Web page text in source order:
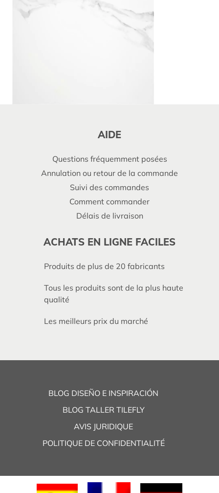
AIDE
Questions fréquemment posées
Annulation ou retour de la commande
Suivi des commandes
Comment commander
Délais de livraison
ACHATS EN LIGNE FACILES
Produits de plus de 20 fabricants
Tous les produits sont de la plus haute
qualité
Les meilleurs prix du marché
BLOG DISEÑO E INSPIRACIÓN
BLOG TALLER TILEFLY
AVIS JURIDIQUE
POLITIQUE DE CONFIDENTIALITÉ